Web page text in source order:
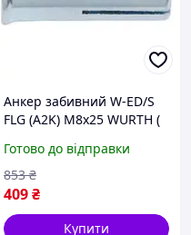
Анкер забивний W-ED/S
FLG (A2K) M8x25 WURTH (
Готово до відправки
409₴
853 ₴
Купити